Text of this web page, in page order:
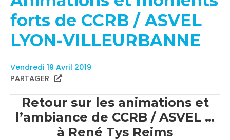
forts de CCRB / ASVEL
LYON-VILLEURBANNE
Vendredi 19 Avril 2019
PARTAGER
Retour sur les animations et
l’ambiance de CCRB / ASVEL …
à René Tys Reims